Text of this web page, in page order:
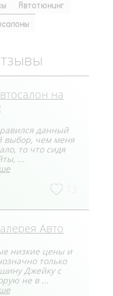
Автотюнинг
на
данный
выбор, чем меня
то что сидя
...
Авто
низкие цены и
только
Джейку с
не в ...